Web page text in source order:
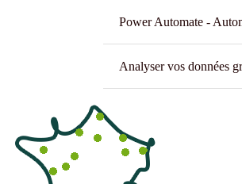
Power Automate -
Analyser vos données